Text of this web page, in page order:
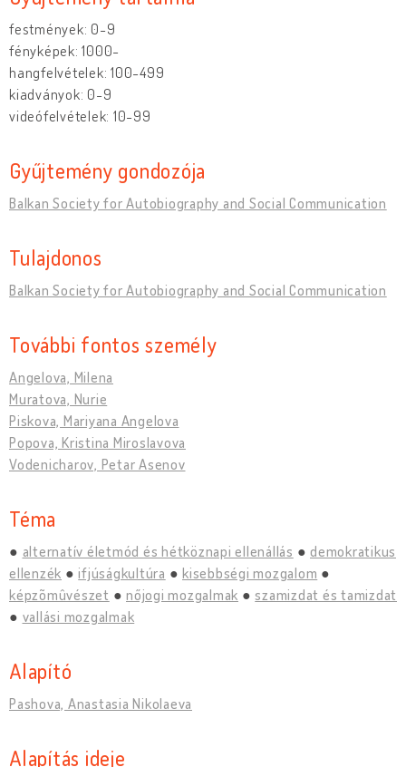
festmények: 0-9
fényképek: 1000-
hangfelvételek: 100-499
kiadványok: 0-9
videófelvételek: 10-99
Gyűjtemény gondozója
Balkan Society for Autobiography and Social Communication
Tulajdonos
Balkan Society for Autobiography and Social Communication
További fontos személy
Angelova, Milena
Muratova, Nurie
Piskova, Mariyana Angelova
Popova, Kristina Miroslavova
Vodenicharov, Petar Asenov
Téma
alternatív életmód és hétköznapi ellenállás
demokratikus
ellenzék
ifjúságkultúra
kisebbségi mozgalom
képzõmûvészet
nőjogi mozgalmak
szamizdat és tamizdat
vallási mozgalmak
Alapító
Pashova, Anastasia Nikolaeva
Alapítás ideje